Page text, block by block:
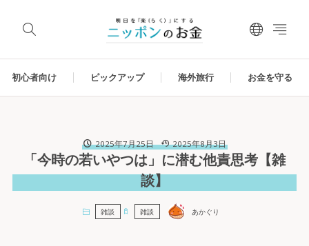
初心者向け ピックアップ 海外旅行 お金を守る
2025年7月25日 2025年8月3日
「今時の若いやつは」に潜む他責思考【雑
談】
雑談 雑談 あかぐり